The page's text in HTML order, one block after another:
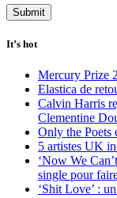
It’s hot
Mercury Prize
Elastica de
Calvin Harris
Clementine
Only the Poets
5 artistes UK
‘Now We
single pour
‘Shit Love’ :